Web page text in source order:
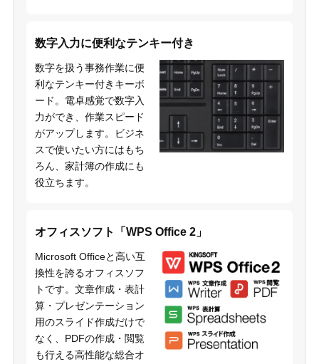
数字入力に便利なテンキー付き
数字を扱う事務作業に便
利なテンキー付きキーボ
ード。電卓感覚で数字入
力ができ、作業スピード
がアップします。ビジネ
スで使いたい方にはもち
ろん、家計簿の作成にも
役立ちます。
オフィスソフト「WPS Office 2」
Microsoft Officeと高い互
換性を誇るオフィスソフ
トです。文章作成・表計
算・プレゼンテーション
用のスライド作成だけで
なく、PDFの作成・閲覧
も行える高性能な総合オ